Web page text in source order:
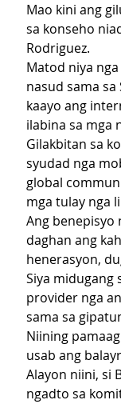
Mao kini ang
sa konseho
Rodriguez.
Matod niya
nasud sama
kaayo ang
ilabina sa mga
Gilakbitan sa
syudad nga
global
mga tulay nga
Ang
daghan ang
henerasyon,
Siya midugang
provider nga
sama sa
Niining
usab ang
Alayon niini, si
ngadto sa